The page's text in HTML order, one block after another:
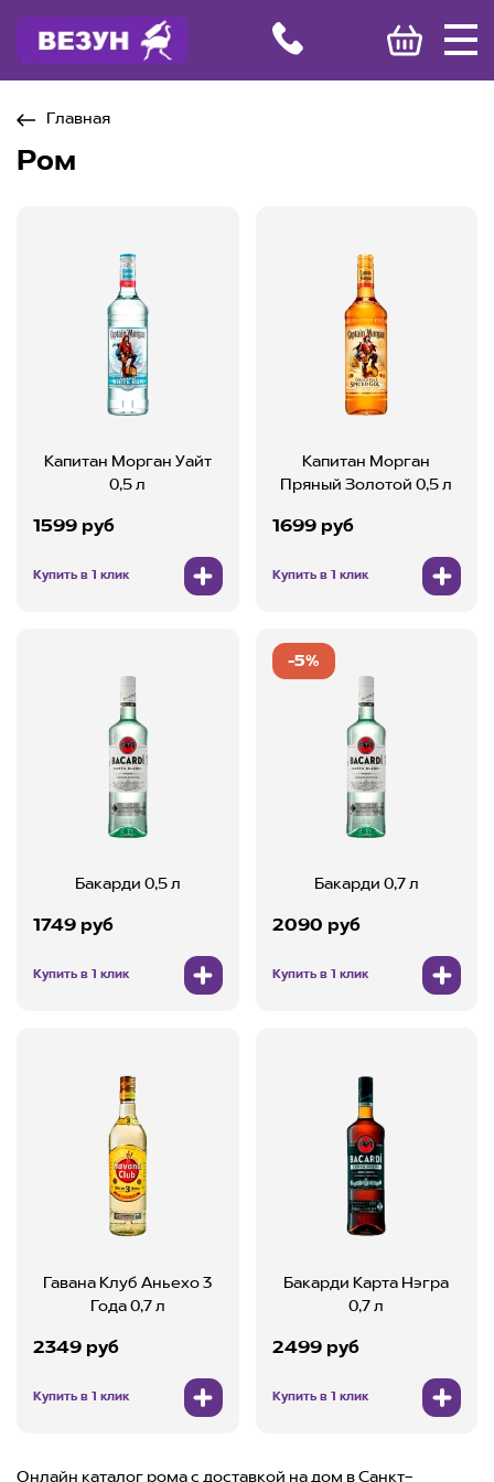
Главная
Ром
Капитан Морган Уайт
0,5 л
1599 руб
Купить в 1 клик
Капитан Морган
Пряный Золотой 0,5 л
1699 руб
Купить в 1 клик
Бакарди 0,5 л
1749 руб
Купить в 1 клик
-5%
Бакарди 0,7 л
2090 руб
Купить в 1 клик
Гавана Клуб Аньехо 3
Года 0,7 л
2349 руб
Купить в 1 клик
Бакарди Карта Нэгра
0,7 л
2499 руб
Купить в 1 клик
Онлайн каталог рома с доставкой на дом в Санкт-